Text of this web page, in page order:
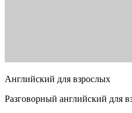
Английский для взрослых
Разговорный английский для